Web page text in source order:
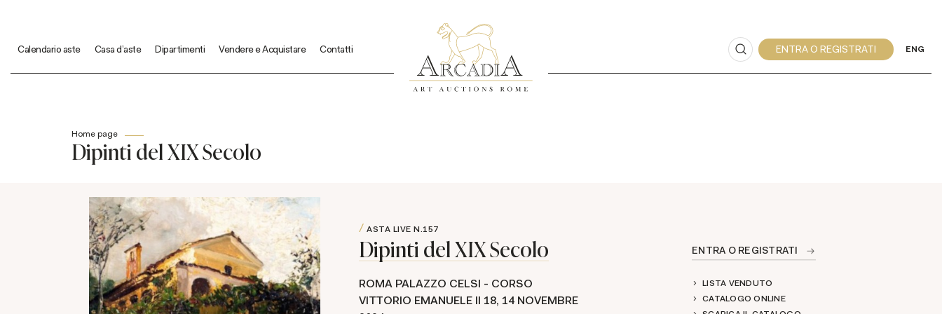
Calendario aste Casa d'aste Dipartimenti Vendere e Acquistare Contatti ENG
Home page
Dipinti del XIX Secolo
ASTA LIVE N.157
Dipinti del XIX Secolo
ROMA PALAZZO CELSI - CORSO
VITTORIO EMANUELE II 18, 14 NOVEMBRE
ENTRA O REGISTRATI
LISTA VENDUTO
CATALOGO ONLINE